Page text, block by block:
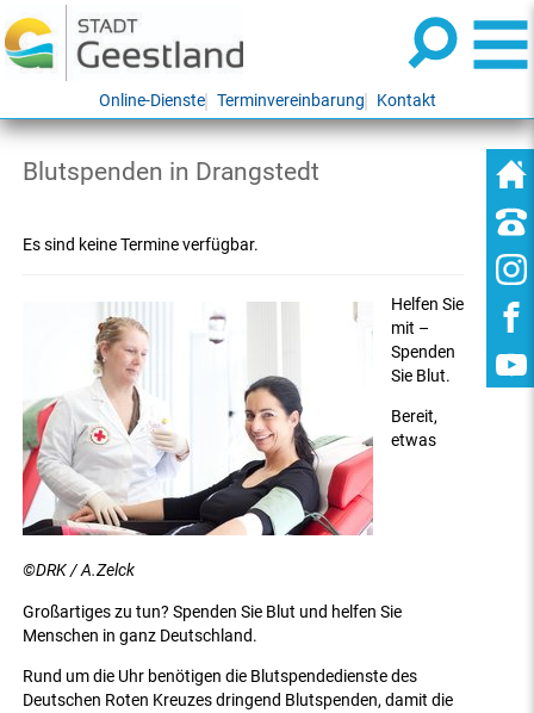
Online-Dienste Terminvereinbarung Kontakt
Blutspenden in Drangstedt
Es sind keine Termine verfügbar.
©DRK / A.Zelck
Helfen Sie
mit –
Spenden
Sie Blut.
Bereit,
etwas
Großartiges zu tun? Spenden Sie Blut und helfen Sie
Menschen in ganz Deutschland.
Rund um die Uhr benötigen die Blutspendedienste des
Deutschen Roten Kreuzes dringend Blutspenden, damit die